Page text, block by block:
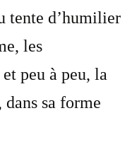
tente d’humilier
les
peu à peu, la
sa forme